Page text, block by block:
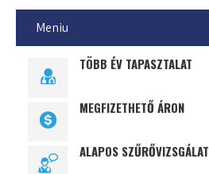
Meniu
TÖBB ÉV TAPASZTALAT
MEGFIZETHETŐ ÁRON
ALAPOS SZŰRŐVIZSGÁLAT